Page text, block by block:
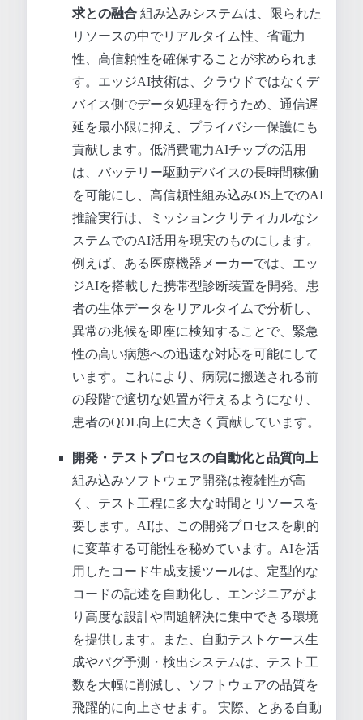
求との融合組み込みシステムは、限られた
リソースの中でリアルタイム性、省電力
性、高信頼性を確保することが求められま
す。エッジAI技術は、クラウドではなくデ
バイス側でデータ処理を行うため、通信遅
延を最小限に抑え、プライバシー保護にも
貢献します。低消費電力AIチップの活用
は、バッテリー駆動デバイスの長時間稼働
を可能にし、高信頼性組み込みOS上でのAI
推論実行は、ミッションクリティカルなシ
ステムでのAI活用を現実のものにします。
例えば、ある医療機器メーカーでは、エッ
ジAIを搭載した携帯型診断装置を開発。患
者の生体データをリアルタイムで分析し、
異常の兆候を即座に検知することで、緊急
性の高い病態への迅速な対応を可能にして
います。これにより、病院に搬送される前
の段階で適切な処置が行えるようになり、
患者のQOL向上に大きく貢献しています。
開発・テストプロセスの自動化と品質向上
組み込みソフトウェア開発は複雑性が高
く、テスト工程に多大な時間とリソースを
要します。AIは、この開発プロセスを劇的
に変革する可能性を秘めています。AIを活
用したコード生成支援ツールは、定型的な
コードの記述を自動化し、エンジニアがよ
り高度な設計や問題解決に集中できる環境
を提供します。また、自動テストケース生
成やバグ予測・検出システムは、テスト工
数を大幅に削減し、ソフトウェアの品質を
飛躍的に向上させます。 実際、とある自動